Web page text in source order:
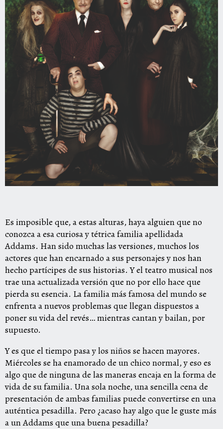
Es imposible que, a estas alturas, haya alguien que no
conozca a esa curiosa y tétrica familia apellidada
Addams. Han sido muchas las versiones, muchos los
actores que han encarnado a sus personajes y nos han
hecho partícipes de sus historias. Y el teatro musical nos
trae una actualizada versión que no por ello hace que
pierda su esencia. La familia más famosa del mundo se
enfrenta a nuevos problemas que llegan dispuestos a
poner su vida del revés… mientras cantan y bailan, por
supuesto.
Y es que el tiempo pasa y los niños se hacen mayores.
Miércoles se ha enamorado de un chico normal, y eso es
algo que de ninguna de las maneras encaja en la forma de
vida de su familia. Una sola noche, una sencilla cena de
presentación de ambas familias puede convertirse en una
auténtica pesadilla. Pero ¿acaso hay algo que le guste más
a un Addams que una buena pesadilla?